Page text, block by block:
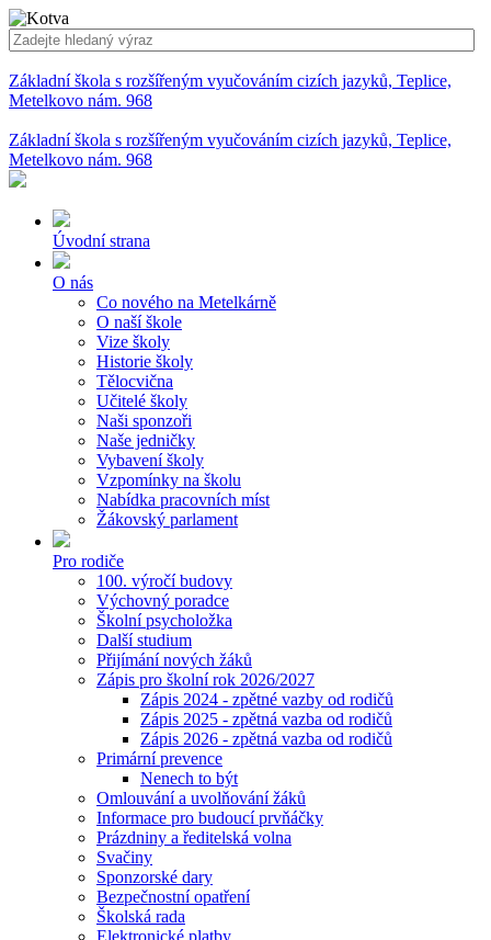
Základní škola s rozšířeným vyučováním cizích jazyků, Teplice,
Metelkovo nám. 968
Základní škola s rozšířeným vyučováním cizích jazyků, Teplice,
Metelkovo nám. 968
Úvodní strana
O nás
Co nového na Metelkárně
O naší škole
Vize školy
Historie školy
Tělocvična
Učitelé školy
Naši sponzoři
Naše jedničky
Vybavení školy
Vzpomínky na školu
Nabídka pracovních míst
Žákovský parlament
Pro rodiče
100. výročí budovy
Výchovný poradce
Školní psycholožka
Další studium
Přijímání nových žáků
Zápis pro školní rok 2026/2027
Zápis 2024 - zpětné vazby od rodičů
Zápis 2025 - zpětná vazba od rodičů
Zápis 2026 - zpětná vazba od rodičů
Primární prevence
Nenech to být
Omlouvání a uvolňování žáků
Informace pro budoucí prvňáčky
Prázdniny a ředitelská volna
Svačiny
Sponzorské dary
Bezpečnostní opatření
Školská rada
Elektronické platby